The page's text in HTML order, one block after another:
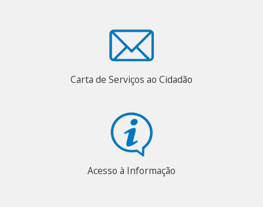
Carta de Serviços ao Cidadão
Acesso à Informação